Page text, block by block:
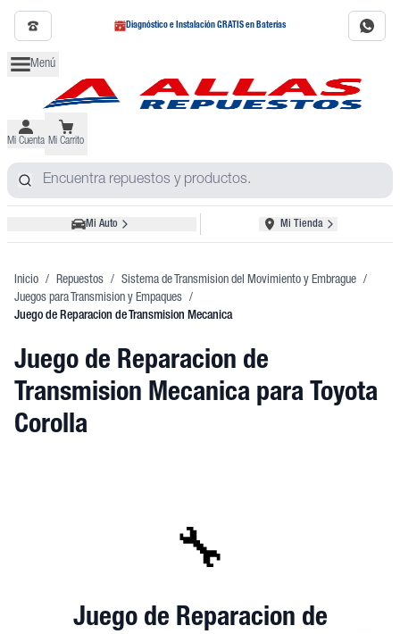
Diagnóstico e Instalación GRATIS en Baterías
Menú
Mi Cuenta Mi Carrito
Mi Auto Mi Tienda
Inicio / Repuestos / Sistema de Transmision del Movimiento y Embrague /
Juegos para Transmision y Empaques /
Juego de Reparacion de Transmision Mecanica
Juego de Reparacion de
Transmision Mecanica para Toyota
Corolla
🔧
Juego de Reparacion de